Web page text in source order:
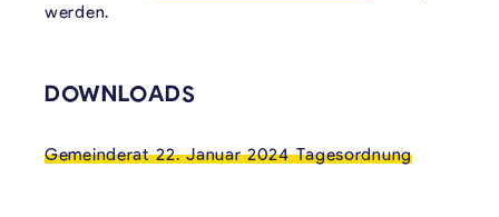
werden.
VERKNÜPFTE INHALTE
DOWNLOADS
Gemeinderat 22. Januar 2024 Tagesordnung